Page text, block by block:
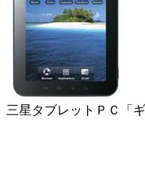
三星タブレットＰＣ「